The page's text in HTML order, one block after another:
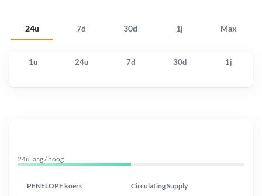
24u 7d 30d 1j Max
1u 24u 7d 30d 1j
24u laag / hoog
PENELOPE koers Circulating Supply